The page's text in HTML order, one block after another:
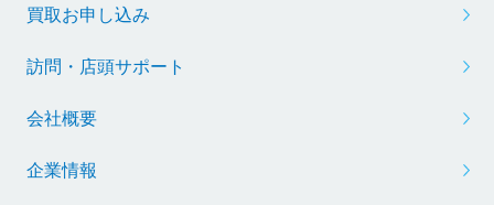
買取お申し込み
訪問・店頭サポート
会社概要
企業情報